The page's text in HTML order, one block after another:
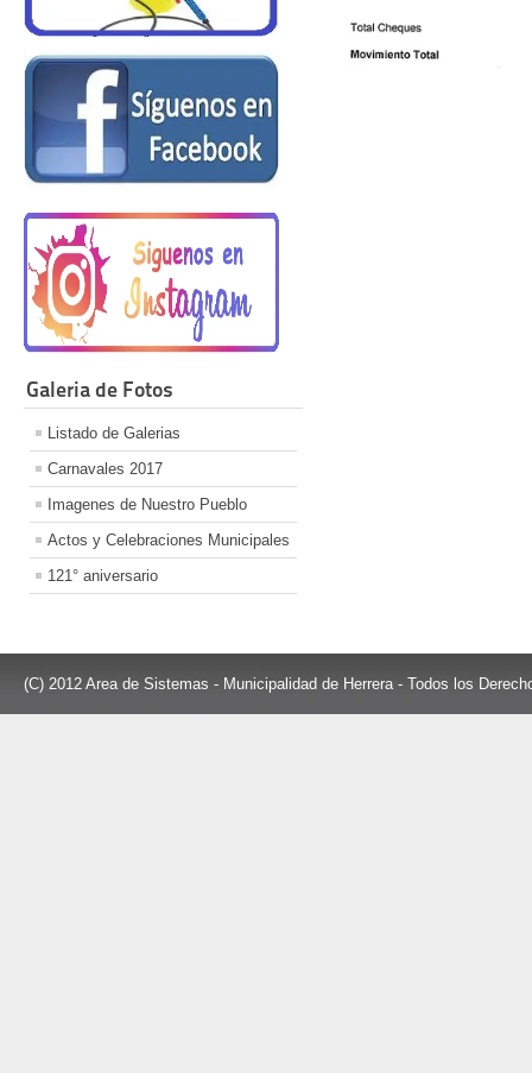
Galeria de Fotos
Listado de Galerias
Carnavales 2017
Imagenes de Nuestro Pueblo
Actos y Celebraciones Municipales
121° aniversario
(C) 2012 Area de Sistemas - Municipalidad de Herrera - Todos los